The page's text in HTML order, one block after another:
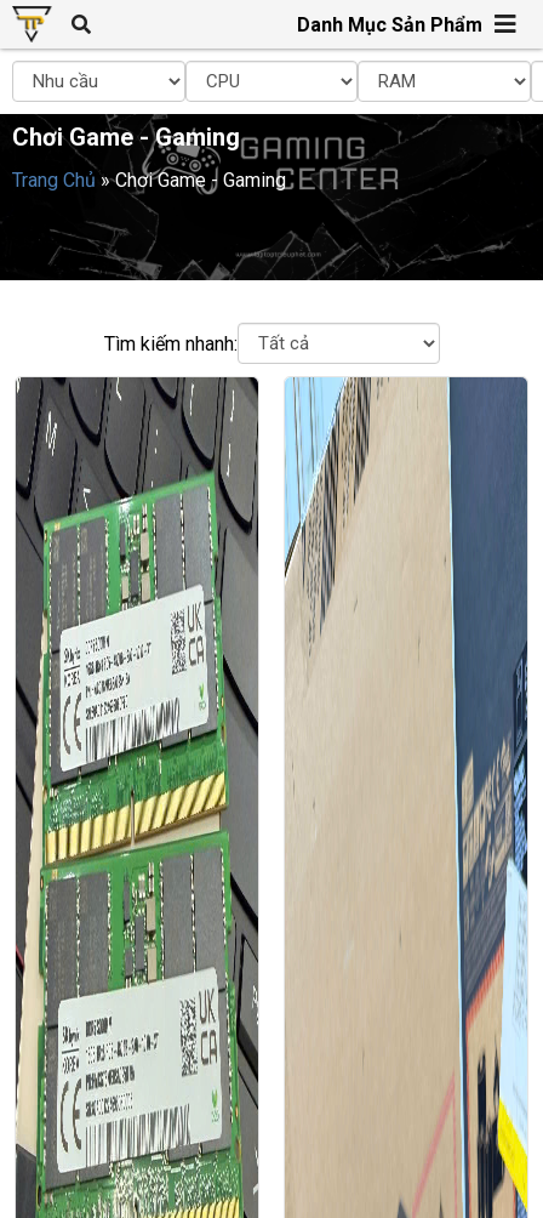
Danh Mục Sản Phẩm
Chơi Game - Gaming
Trang Chủ »Chơi Game - Gaming
Tìm kiếm nhanh: